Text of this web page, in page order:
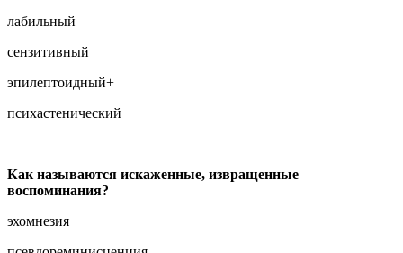
лабильный
сензитивный
эпилептоидный+
психастенический
Как называются искаженные, извращенные
воспоминания?
эхомнезия